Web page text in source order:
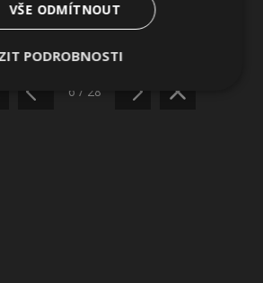
Dům ze Sitges se naučil zrcadlit
Sdílet na Pinterestu
6 / 28
VŠE ODMÍTNOUT
PODROBNOSTI
Výkonové
Soubory